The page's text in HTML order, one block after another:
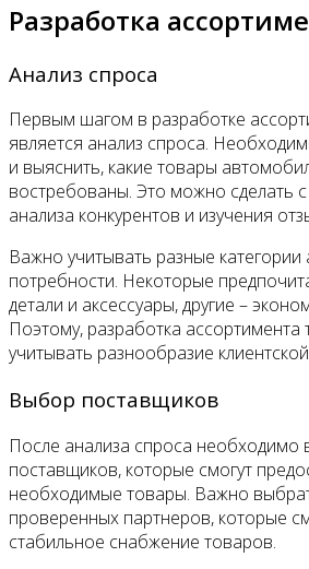
Разработка
Анализ спроса
Первым шагом в разработке
является анализ спроса.
и выяснить, какие товары
востребованы. Это можно сделать
анализа конкурентов и изучения
Важно учитывать разные
потребности. Некоторые
детали и аксессуары, другие –
Поэтому, разработка
учитывать разнообразие
Выбор поставщиков
После анализа спроса необходимо
поставщиков, которые смогут
необходимые товары. Важно
проверенных партнеров, которые
стабильное снабжение товаров.